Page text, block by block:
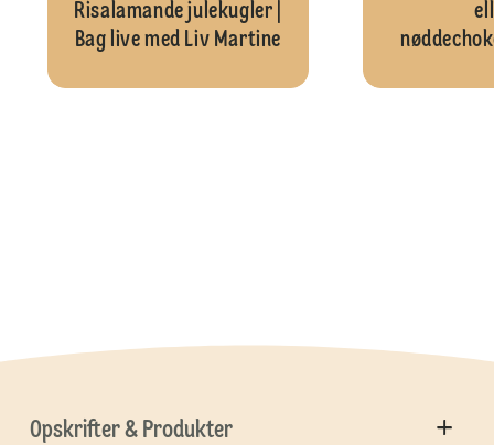
Risalamande julekugler |
Bag live med Liv Martine
Opskrifter & Produkter